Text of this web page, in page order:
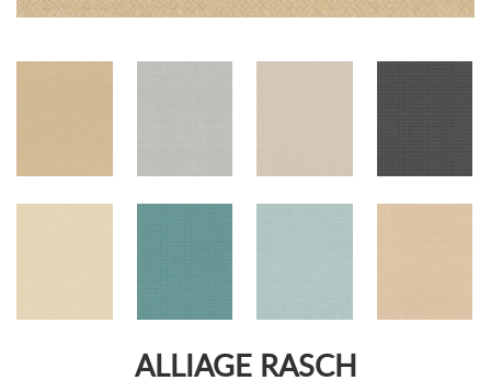
ALLIAGE RASCH